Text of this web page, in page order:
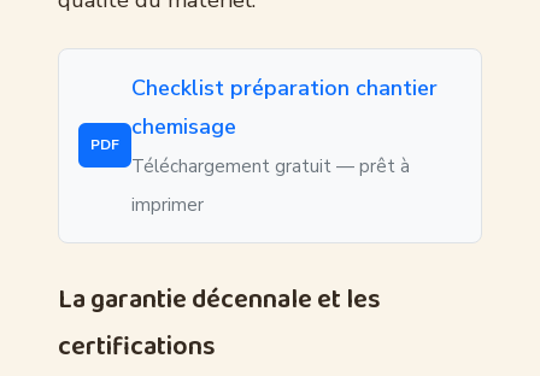
PDF
Checklist préparation chantier
chemisage
Téléchargement gratuit — prêt à
imprimer
La garantie décennale et les
certifications